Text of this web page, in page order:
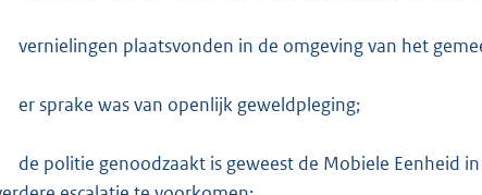
vernielingen plaatsvonden in de omgeving van het
er sprake was van openlijk geweldpleging;
de politie genoodzaakt is geweest de Mobiele Eenheid